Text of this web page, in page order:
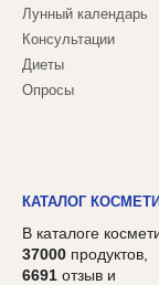
Лунный календарь
Консультации
Диеты
Опросы
КАТАЛОГ
В каталоге
37000 продуктов,
6691 отзыв и